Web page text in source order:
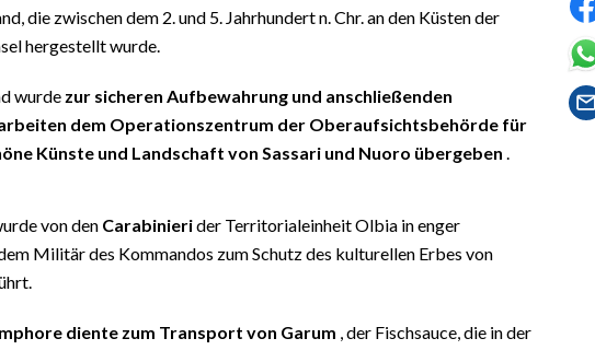
die zwischen dem 2. und 5. Jahrhundert n. Chr. an den Küsten der
hergestellt wurde.
wurde zur sicheren Aufbewahrung und anschließenden
dem Operationszentrum der Oberaufsichtsbehörde für
Künste und Landschaft von Sassari und Nuoro übergeben .
von den Carabinierider Territorialeinheit Olbia in enger
Militär des Kommandos zum Schutz des kulturellen Erbes von
diente zum Transport von Garum , der Fischsauce, die in der